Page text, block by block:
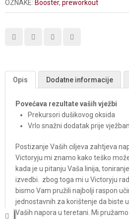
OZNAKE: Booster, preworkout
Opis Dodatne informacije
Povećava rezultate vaših vježbi
Prekursori dušikovog oksida
Vrlo snažni dodatak prije
Postizanje Vaših ciljeva zahtjeva
Victoryju mi znamo kako teško
kada je u pitanju Vaša linija,
izvedbi. zbog toga mi u Victoryju
bismo Vam pružili najbolji raspon
jednostavnih za korištenje da biste
Vaših napora u teretani. Mi